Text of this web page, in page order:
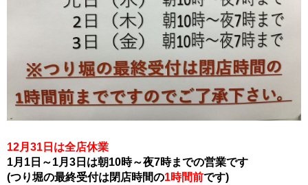
12月31日は全店休業
1月1日～1月3日は朝10時～夜7時までの営業です
(つり堀の最終受付は閉店時間の1時間前です)